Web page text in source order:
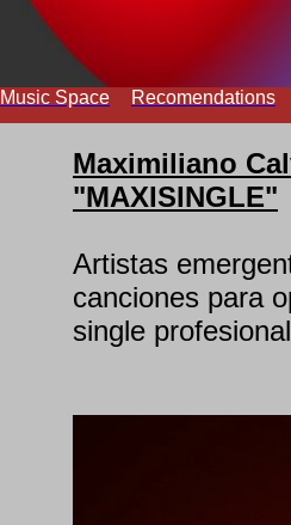
Music Space Recomendations
Maximiliano
"MAXISINGLE"
Artistas
canciones para
single